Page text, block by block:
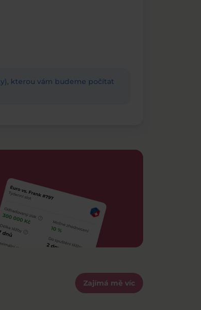
kterou vám budeme počítat
Zajímá mě víc